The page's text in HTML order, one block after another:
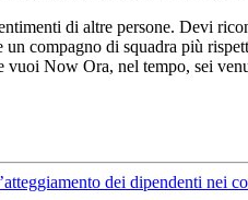
di altre persone. Devi
compagno di squadra più
vuoi Now Ora, nel tempo, sei
dei dipendenti nei